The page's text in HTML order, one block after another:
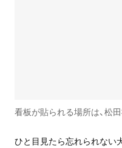
看板が貼られる場所は、松
ひと目見たら忘れられない